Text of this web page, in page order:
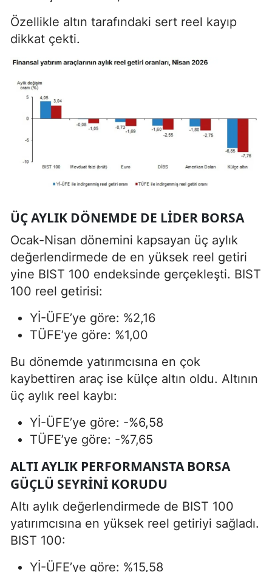
Özellikle altın tarafındaki sert reel kayıp
dikkat çekti.
ÜÇ AYLIK DÖNEMDE DE LIDER BORSA
Ocak-Nisan dönemini kapsayan üç aylık
değerlendirmede de en yüksek reel getiri
yine BIST 100 endeksinde gerçekleşti. BIST
100 reel getirisi:
Yİ-ÜFE’ye göre: %2,16
TÜFE’ye göre: %1,00
Bu dönemde yatırımcısına en çok
kaybettiren araç ise külçe altın oldu. Altının
üç aylık reel kaybı:
Yİ-ÜFE’ye göre: -%6,58
TÜFE’ye göre: -%7,65
ALTI AYLIK PERFORMANSTA BORSA
GÜÇLÜ SEYRINI KORUDU
Altı aylık değerlendirmede de BIST 100
yatırımcısına en yüksek reel getiriyi sağladı.
BIST 100:
Yİ-ÜFE’ye göre: %15,58